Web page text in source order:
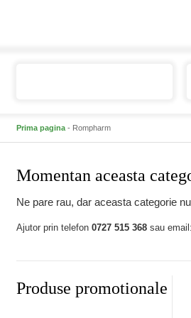
Prima pagina - Rompharm
Momentan aceasta
Ne pare rau, dar aceasta categorie
Ajutor prin telefon 0727 515 368 sau email:
Produse promotionale